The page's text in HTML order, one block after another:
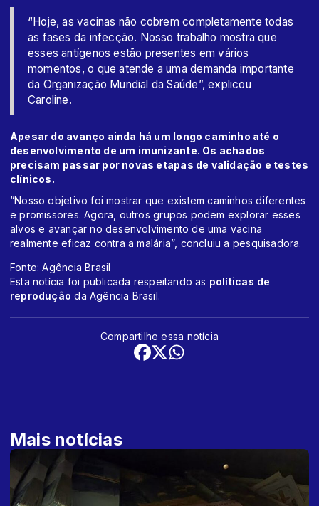
“Hoje, as vacinas não cobrem completamente todas
as fases da infecção. Nosso trabalho mostra que
esses antígenos estão presentes em vários
momentos, o que atende a uma demanda importante
da Organização Mundial da Saúde”, explicou
Caroline.
Apesar do avanço ainda há um longo caminho até o
desenvolvimento de um imunizante. Os achados
precisam passar por novas etapas de validação e testes
clínicos.
“Nosso objetivo foi mostrar que existem caminhos diferentes
e promissores. Agora, outros grupos podem explorar esses
alvos e avançar no desenvolvimento de uma vacina
realmente eficaz contra a malária”, concluiu a pesquisadora.
Fonte: Agência Brasil
Esta notícia foi publicada respeitando as políticas de
reprodução da Agência Brasil.
Compartilhe essa notícia
Mais notícias